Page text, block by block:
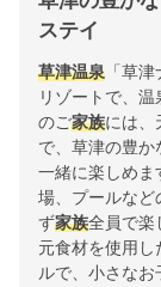
ステイ
草津温泉 「草
リゾートで、
のご家族には、
で、草津の豊
一緒に楽しめま
場、プールなど
ず家族全員で楽
元食材を使用し
ルで、小さな